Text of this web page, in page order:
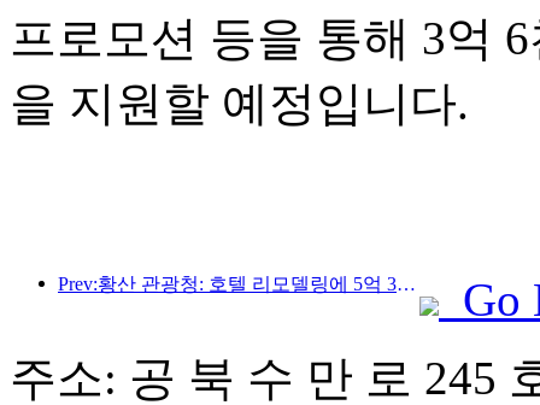
프로모션 등을 통해 3억
을 지원할 예정입니다.
Prev:황산 관광청: 호텔 리모델링에 5억 3천만 위안 투자 계획
Go
주소: 공 북 수 만 로 245